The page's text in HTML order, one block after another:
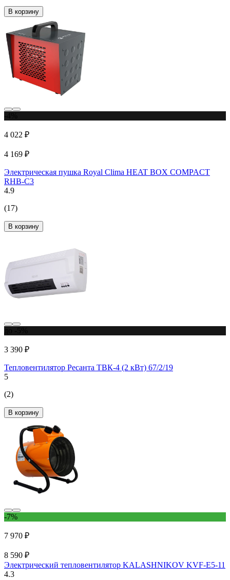
В корзину
4 022 ₽
4 169 ₽
Электрическая пушка Royal Clima HEAT BOX COMPACT
RHB-C3
4.9
(17)
В корзину
3 390 ₽
Тепловентилятор Ресанта ТВК-4 (2 кВт) 67/2/19
5
(2)
В корзину
-7%
7 970 ₽
8 590 ₽
Электрический тепловентилятор KALASHNIKOV KVF-E5-11
4.3